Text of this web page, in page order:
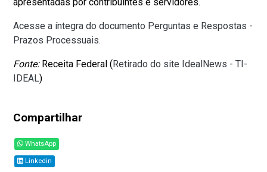
Acesse a íntegra do documento Perguntas e Respostas -
Prazos Processuais.
Fonte:Receita Federal (Retirado do site IdealNews - TI-
IDEAL)
Compartilhar
WhatsApp
Linkedin